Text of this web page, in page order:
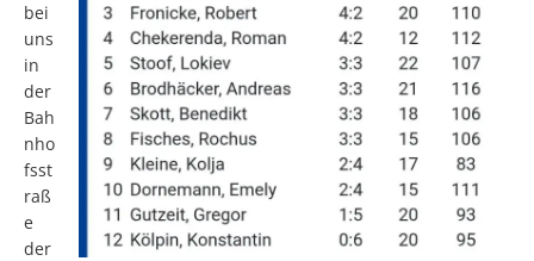
bei
uns
in
der
Bah
nho
fsst
raß
e
der